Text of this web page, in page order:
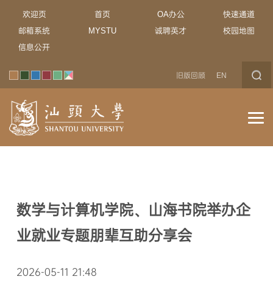
欢迎页 首页 OA办公
快速通道
邮箱系统
MYSTU 诚聘英才
校园地图
信息公开
旧版回顾 EN
数学与计算机学院、山海书院举办企
业就业专题朋辈互助分享会
2026-05-11 21:48